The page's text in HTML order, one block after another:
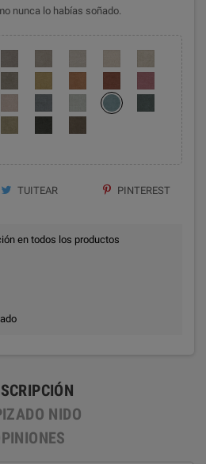
nunca lo habías soñado.
TUITEAR PINTEREST
en todos los productos
NIDO